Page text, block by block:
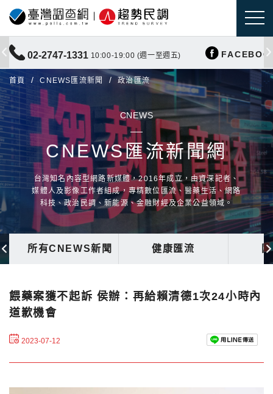
02-2747-1331 10:00-19:00 (週一至週五)
首頁 CNEWS匯流新聞 政治匯流
CNEWS
CNEWS匯流新聞網
台灣知名內容型網路新媒體，2016年成立，由資深記者、
媒體人及影像工作者組成，專精數位匯流、醫藥生活、網路
科技、政治民調、新能源、金融財經及企業公益領域。
所有CNEWS新聞 健康匯流
餵藥案獲不起訴 侯辦：再給賴清德1次24小時內
道歉機會
2023-07-12